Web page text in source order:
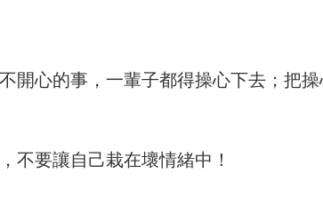
心的事，一輩子都得操心下去；把操
要讓自己栽在壞情緒中！